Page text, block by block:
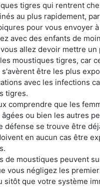
tigres qui rentrent
au plus rapidement,
pour vous envoyer
avec des enfants de
allez devoir mettre un
moustiques tigres, car
être les plus
avec les infections
tigres.
comprendre que les
ou bien les autres
défense se trouve être
en aucun cas être
de moustiques peuvent
vous négligez les
sitôt que votre système